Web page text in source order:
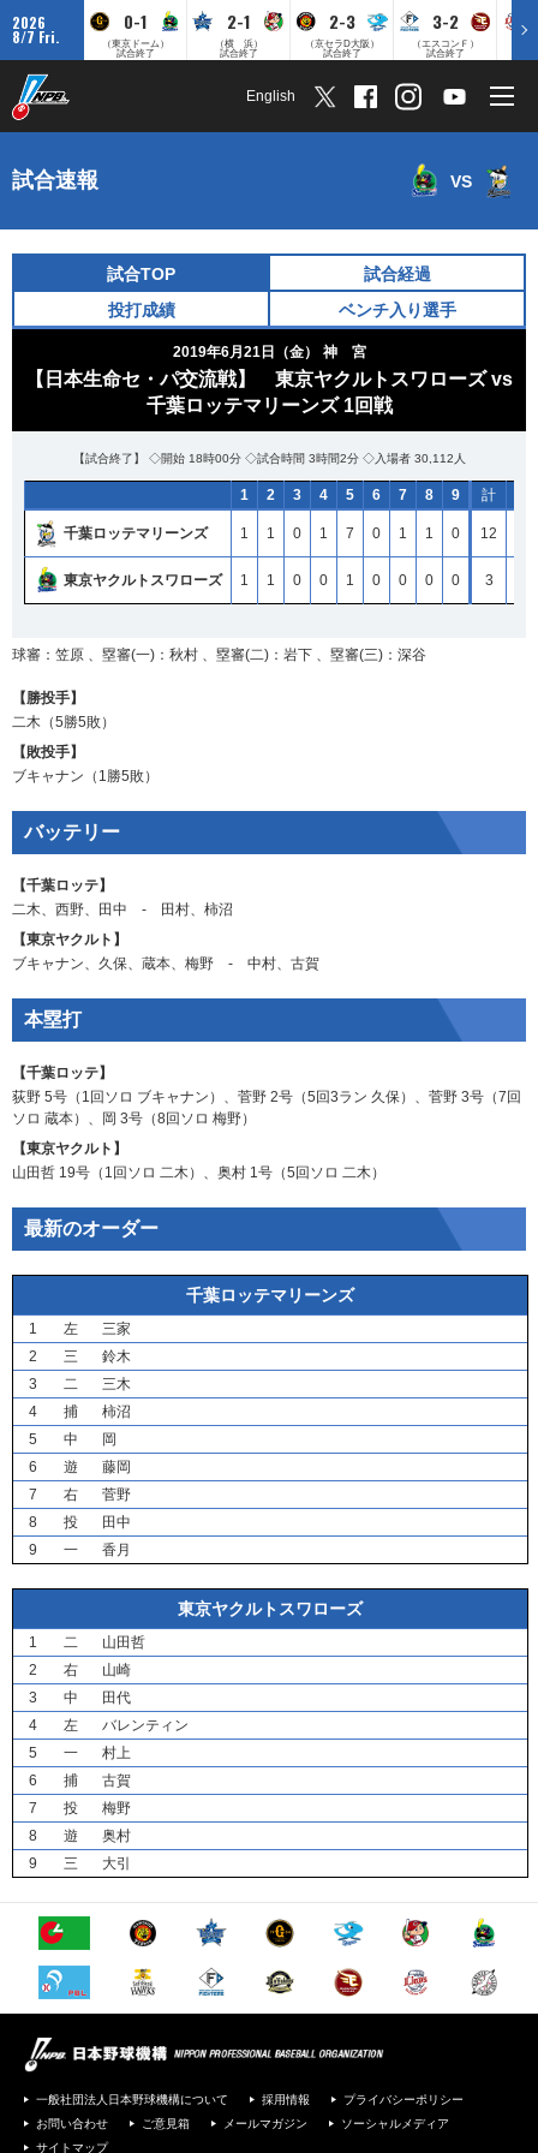
2026
8/7 Fri.
0-1
（東京ドーム）
試合終了
2-1
（横 浜）
試合終了
2-3
（京セラD大阪）
試合終了
3-2
（エスコンＦ）
試合終了
English
試合速報 VS
試合TOP
試合経過
投打成績
ベンチ入り選手
2019年6月21日（金） 神 宮
【日本生命セ・パ交流戦】 東京ヤクルトスワローズ vs
千葉ロッテマリーンズ 1回戦
【試合終了】 ◇開始 18時00分 ◇試合時間 3時間2分 ◇入場者 30,112人
1 2 3 4 5 6 7 8 9 計
千葉ロッテマリーンズ 1 1 0 1 7 0 1 1 0 12
東京ヤクルトスワローズ 1 1 0 0 1 0 0 0 0 3
1 2 3 4 5 6 7 8 9 計
千葉ロッテマリーンズ 1 1 0 1 7 0 1 1 0 12
東京ヤクルトスワローズ 1 1 0 0 1 0 0 0 0 3
1 2 3 4 5 6 7 8 9 計
千葉ロッテマリーンズ 1 1 0 1 7 0 1 1 0 12
東京ヤクルトスワローズ 1 1 0 0 1 0 0 0 0 3
1 2 3 4 5 6 7 8 9 計
千葉ロッテマリーンズ 1 1 0 1 7 0 1 1 0 12
東京ヤクルトスワローズ 1 1 0 0 1 0 0 0 0 3
球審：笠原 、塁審(一)：秋村 、塁審(二)：岩下 、塁審(三)：深谷
【勝投手】
二木 （5勝5敗）
【敗投手】
ブキャナン （1勝5敗）
バッテリー
【千葉ロッテ】
二木、 西野、 田中 ‐ 田村、 柿沼
【東京ヤクルト】
ブキャナン、 久保、 蔵本、 梅野 ‐ 中村、 古賀
本塁打
【千葉ロッテ】
荻野 5号（1回ソロ ブキャナン ）、 菅野 2号（5回3ラン 久保）、 菅野 3号（7回
ソロ 蔵本）、 岡 3号（8回ソロ 梅野）
【東京ヤクルト】
山田哲 19号（1回ソロ 二木）、 奥村 1号（5回ソロ 二木）
最新のオーダー
千葉ロッテマリーンズ
1 左
三家
2
三
鈴木
3
二
三木
4
捕
柿沼
5
中
岡
6
遊
藤岡
7
右
菅野
8
投
田中
9
一 香月
東京ヤクルトスワローズ
1 二
山田哲
2
右
山崎
3
中
田代
4
左
バレンティン
5
一
村上
6
捕
古賀
7
投
梅野
8
遊
奥村
9
三 大引
一般社団法人日本野球機構について 採用情報
プライバシーポリシー
お問い合わせ
ご意見箱 メールマガジン
ソーシャルメディア
サイトマップ